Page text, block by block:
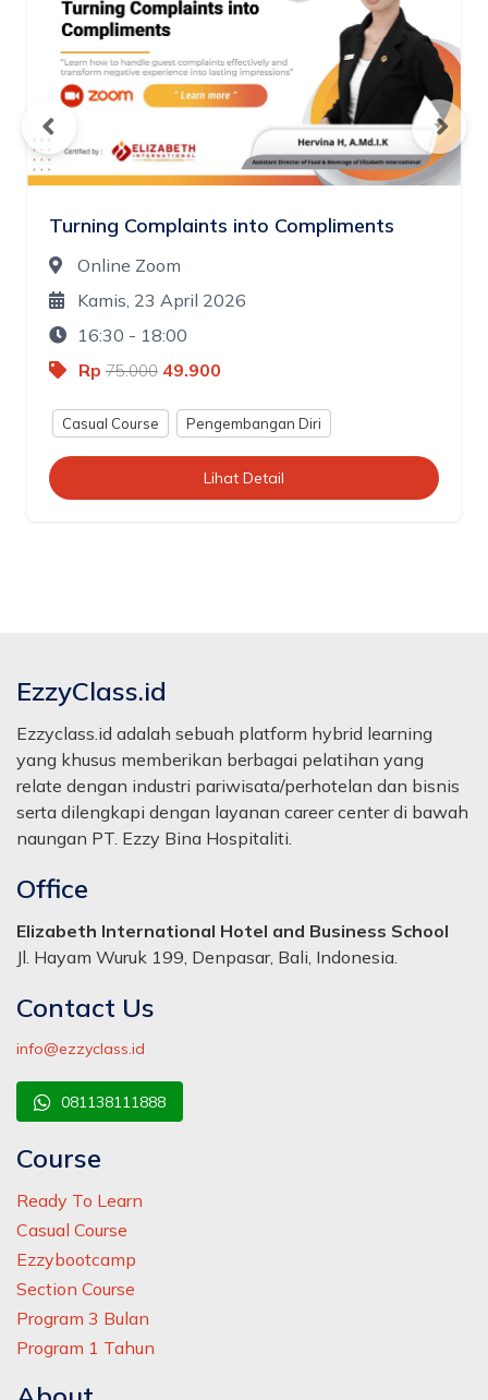
Turning Complaints into Compliments
Online Zoom
Kamis, 23 April 2026
16:30 - 18:00
Rp 75.000 49.900
Casual Course Pengembangan Diri
Lihat Detail
EzzyClass.id
Ezzyclass.id adalah sebuah platform hybrid learning
yang khusus memberikan berbagai pelatihan yang
relate dengan industri pariwisata/perhotelan dan bisnis
serta dilengkapi dengan layanan career center di bawah
naungan PT. Ezzy Bina Hospitaliti.
Office
Elizabeth International Hotel and Business School
Jl. Hayam Wuruk 199, Denpasar, Bali, Indonesia.
Contact Us
info@ezzyclass.id
081138111888
Course
Ready To Learn
Casual Course
Ezzybootcamp
Section Course
Program 3 Bulan
Program 1 Tahun